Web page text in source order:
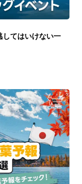
てはいけない一